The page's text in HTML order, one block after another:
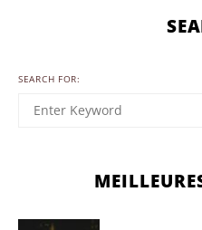
SEARCH FOR: